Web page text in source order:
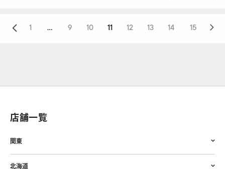
1 ... 9 10 11 12 13 14 15
店舗一覧
関東
北海道